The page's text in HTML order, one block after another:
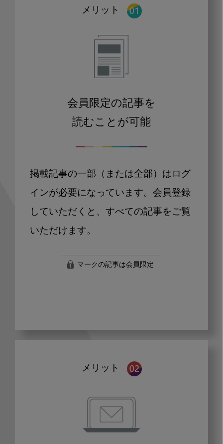
メリット
会員限定の記事を
読むことが可能
掲載記事の一部（または全部）はログ
インが必要になっています。会員登録
していただくと、すべての記事をご覧
いただけます。
マークの記事は会員限定
メリット